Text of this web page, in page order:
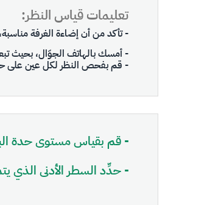
تعليمات قياس النظر:
- تأكد من أن إضاءة الغرفة
- أمسك بالهاتف الجوّال، بحيث تبعد
- قم بفحص النظر لكل عين على
- قم بقياس مستوى حدة
- حدِّد السطر الأدنى